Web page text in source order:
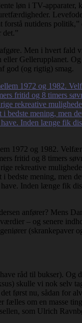
løn i TV-
forstå nutidens
det.”
Men i hvert fald
Gellerupplanet.
god (og rigtig) smag.
1972 og 1982.
fritid og 8 timers
rekreative
bedste mening, men
Inden længe fik
anfører? Mens
– og senere
(skrankepaver
råd til bukser).
skulle vi nok selv
først nu, sådan for
fælles om en masse
som Ulrich